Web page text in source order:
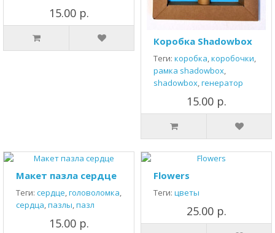
15.00 р.
Коробка Shadowbox
Теги: коробка,коробочки,
рамка shadowbox,
shadowbox,генератор
15.00 р.
Макет пазла сердце
Теги: сердце,головоломка,
сердца,пазлы,пазл
15.00 р.
Flowers
Теги: цветы
25.00 р.